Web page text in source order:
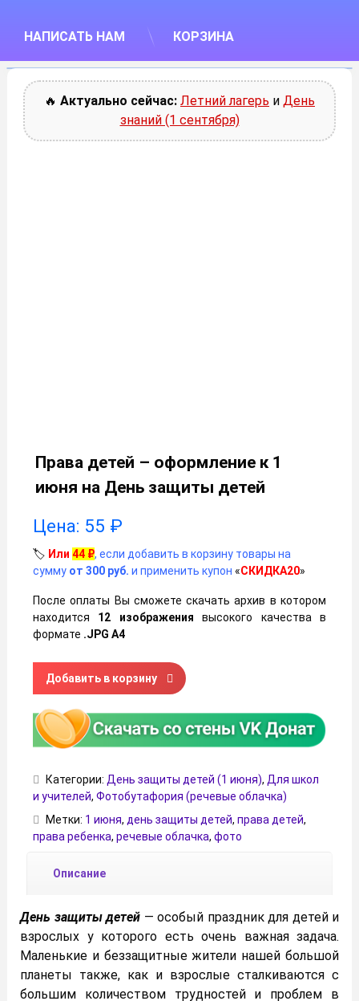
НАПИСАТЬ НАМ КОРЗИНА
🔥 Актуально сейчас: Летний лагерь и День
знаний (1 сентября)
Права детей – оформление к 1
июня на День защиты детей
Цена: 55 ₽
🏷️ Или 44 ₽, если добавить в корзину товары на
сумму от 300 руб. и применить купон «СКИДКА20»
После оплаты Вы сможете скачать архив в котором
находится 12 изображениявысокого качества в
формате .JPG А4
Количество товара Права детей - оформление к 1 июня
Добавить в корзину
Категории: День защиты детей (1 июня), Для школ
и учителей, Фотобутафория (речевые облачка)
Метки: 1 июня, день защиты детей, права детей,
права ребенка, речевые облачка, фото
Описание
День защиты детей — особый праздник для детей и
взрослых у которого есть очень важная задача.
Маленькие и беззащитные жители нашей большой
планеты также, как и взрослые сталкиваются с
большим количеством трудностей и проблем в